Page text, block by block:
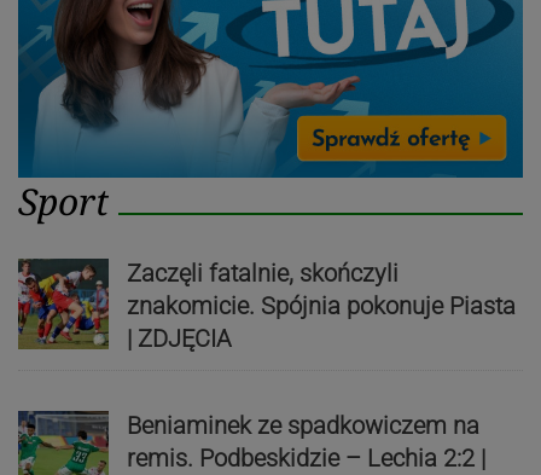
Sport
Zaczęli fatalnie, skończyli
znakomicie. Spójnia pokonuje Piasta
| ZDJĘCIA
Beniaminek ze spadkowiczem na
remis. Podbeskidzie – Lechia 2:2 |